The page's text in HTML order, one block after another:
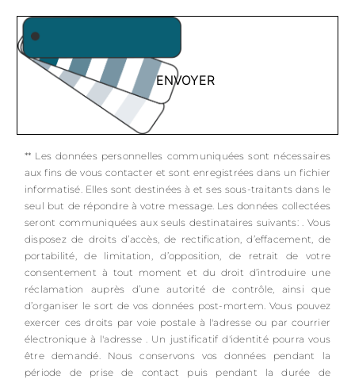
ENVOYER
** Les données personnelles communiquées sont nécessaires
aux fins de vous contacter et sont enregistrées dans un fichier
informatisé. Elles sont destinées à et ses sous-traitants dans le
seul but de répondre à votre message. Les données collectées
seront communiquées aux seuls destinataires suivants: . Vous
disposez de droits d’accès, de rectification, d’effacement, de
portabilité, de limitation, d’opposition, de retrait de votre
consentement à tout moment et du droit d’introduire une
réclamation auprès d’une autorité de contrôle, ainsi que
d’organiser le sort de vos données post-mortem. Vous pouvez
exercer ces droits par voie postale à l'adresse ou par courrier
électronique à l'adresse . Un justificatif d'identité pourra vous
être demandé. Nous conservons vos données pendant la
période de prise de contact puis pendant la durée de